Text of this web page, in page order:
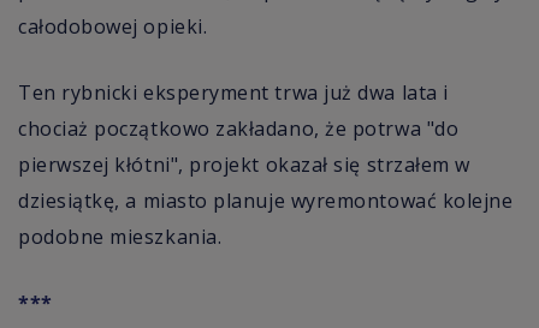
całodobowej opieki.
Ten rybnicki eksperyment trwa już dwa lata i
chociaż początkowo zakładano, że potrwa "do
pierwszej kłótni", projekt okazał się strzałem w
dziesiątkę, a miasto planuje wyremontować kolejne
podobne mieszkania.
***